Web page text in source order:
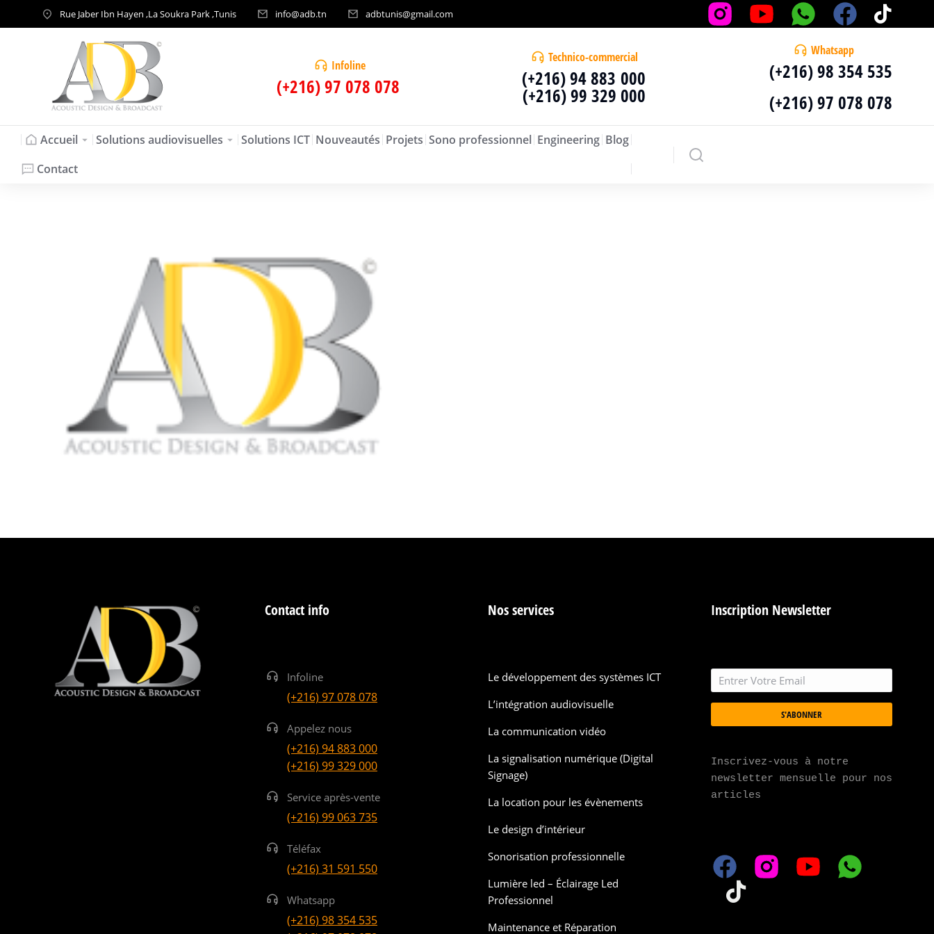
Rue Jaber Ibn Hayen ,La Soukra Park ,Tunis info@adb.tn adbtunis@gmail.com
Infoline
(+216) 97 078 078
Technico-commercial
(+216) 94 883 000
(+216) 99 329 000
Whatsapp
(+216) 98 354 535
(+216) 97 078 078
Accueil Solutions audiovisuelles Solutions ICT Nouveautés Projets Sono professionnel Engineering Blog
Contact
Contact info
Infoline
(+216) 97 078 078
Appelez nous
(+216) 94 883 000
(+216) 99 329 000
Service après-vente
(+216) 99 063 735
Téléfax
(+216) 31 591 550
Whatsapp
(+216) 98 354 535
Nos services
Le développement des systèmes ICT
L’intégration audiovisuelle
La communication vidéo
La signalisation numérique (Digital
Signage)
La location pour les évènements
Le design d’intérieur
Sonorisation professionnelle
Lumière led – Éclairage Led
Professionnel
Maintenance et Réparation
Inscription Newsletter
S'ABONNER
Inscrivez-vous à notre
newsletter mensuelle pour nos
articles